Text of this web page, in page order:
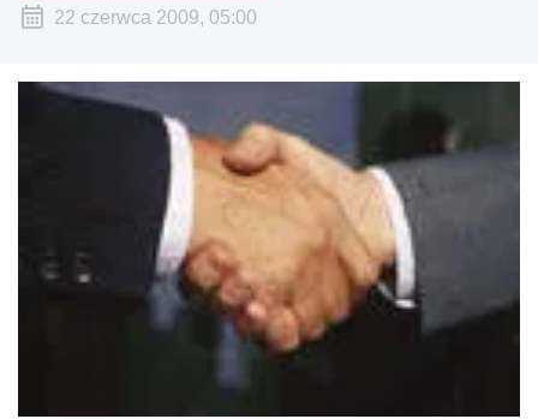
22 czerwca 2009, 05:00